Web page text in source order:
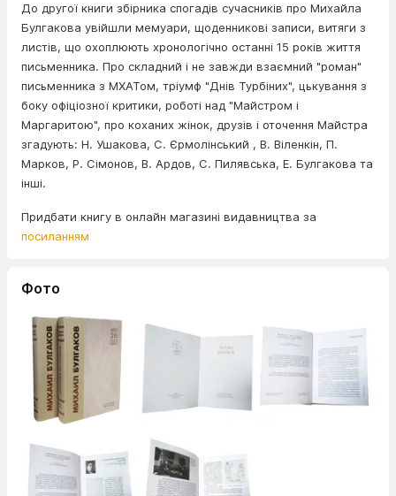
До другої книги збірника спогадів сучасників про Михайла
Булгакова увійшли мемуари, щоденникові записи, витяги з
листів, що охоплюють хронологічно останні 15 років життя
письменника. Про складний і не завжди взаємний "роман"
письменника з МХАТом, тріумф "Днів Турбіних", цькування з
боку офіціозної критики, роботі над "Майстром і
Маргаритою", про коханих жінок, друзів і оточення Майстра
згадують: Н. Ушакова, С. Єрмолінський , В. Віленкін, П.
Марков, Р. Сімонов, В. Ардов, С. Пилявська, Е. Булгакова та
інші.
Придбати книгу в онлайн магазині видавництва за
посиланням
Фото